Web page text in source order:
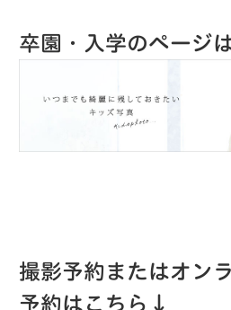
卒園・入学のページ
撮影予約またはオン
予約はこちら↓